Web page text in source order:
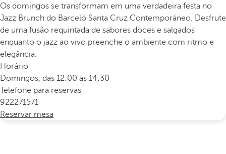
Os domingos se transformam em uma verdadeira festa no
Jazz Brunch do Barceló Santa Cruz Contemporáneo. Desfrute
de uma fusão requintada de sabores doces e salgados
enquanto o jazz ao vivo preenche o ambiente com ritmo e
elegância.
Horário
Domingos, das 12:00 às 14:30
Telefone para reservas
922271571
Reservar mesa